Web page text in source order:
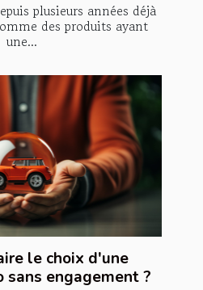
plusieurs années déjà
des produits ayant
une...
le choix d'une
sans engagement ?